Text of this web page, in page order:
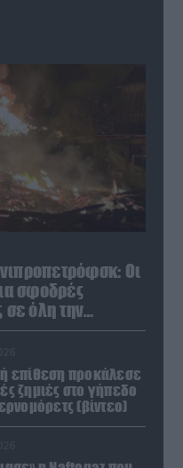
Οι
σφοδρές
σε όλη την
επίθεση προκάλεσε
ζημιές στο γήπεδο
(βίντεο)